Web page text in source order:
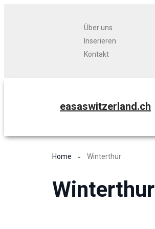
Über uns
Inserieren
Kontakt
easaswitzerland.ch
Home Winterthur
Winterthur